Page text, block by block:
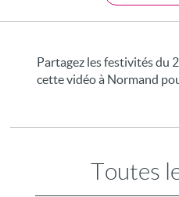
Partagez les festivités du
cette vidéo à Normand
Toutes